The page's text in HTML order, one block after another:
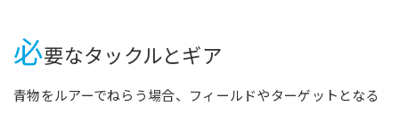
必要なタックルとギア
青物をルアーでねらう場合、フィールドやターゲットとなる